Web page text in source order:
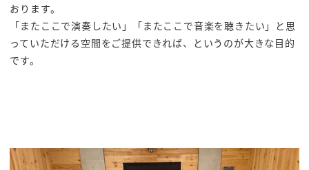
おります。
「またここで演奏したい」「またここで音楽を聴きたい」と思
っていただける空間をご提供できれば、というのが大きな目的
です。